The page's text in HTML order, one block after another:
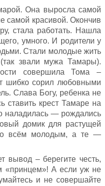
Она выросла самой
самой красивой. Окончив
стала работать. Нашла
умного. И родители у
Стали молодые жить
звали мужа Тамары).
совершила Тома –
шибко сорил любовными
Слава Богу, ребенка не
ставить крест Тамаре на
наладилась — рождались
домик для растущей
всём молодым, а те —
вывод – берегите честь,
«принцем»! А если уж не
и не совершайте